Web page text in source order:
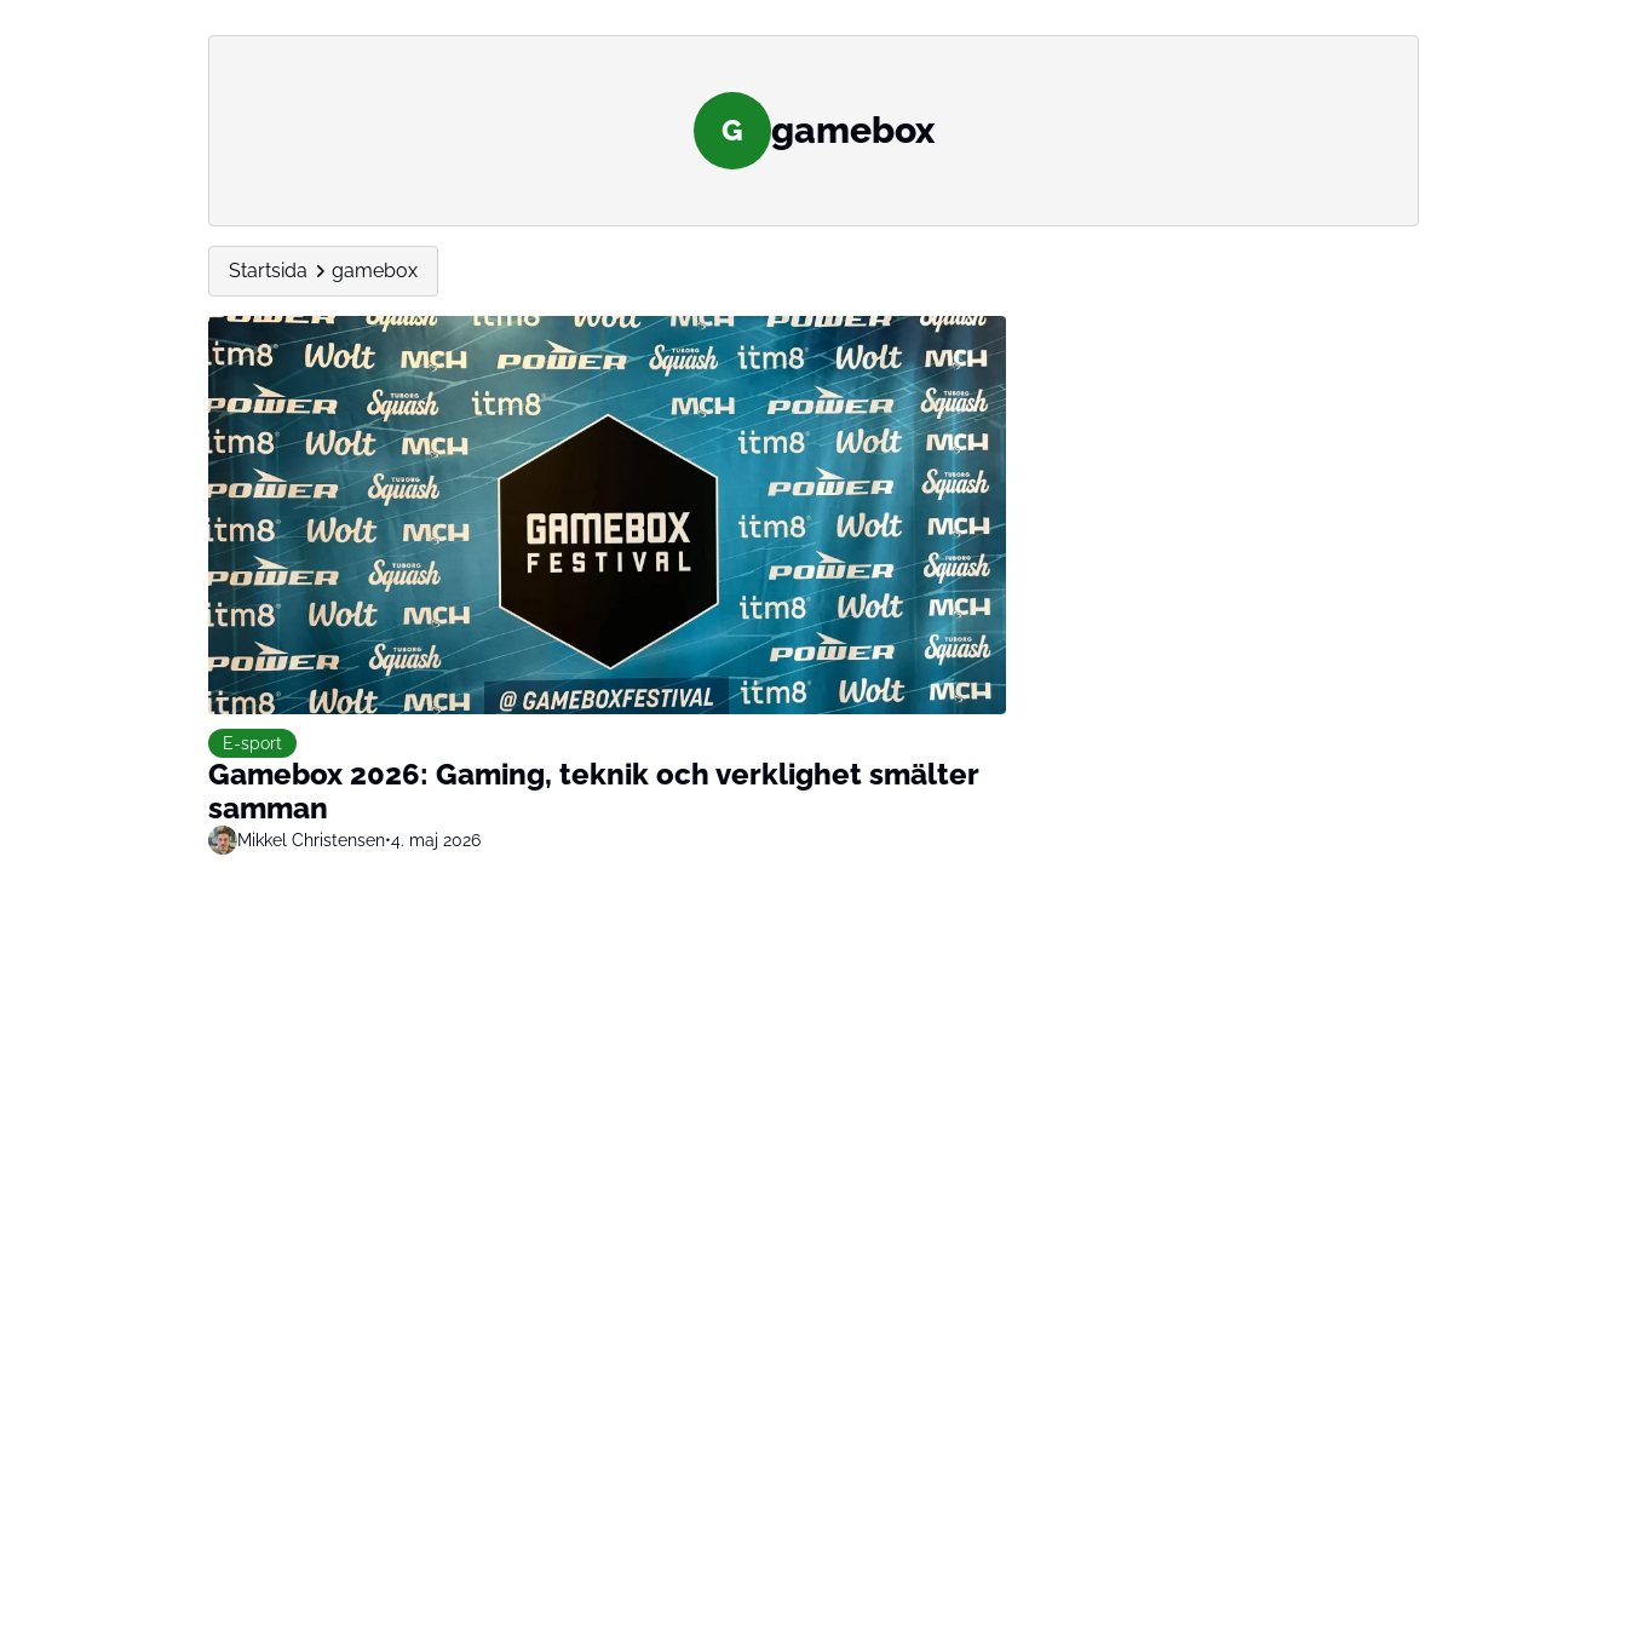
G gamebox
Startsida gamebox
E-sport
Gamebox 2026: Gaming, teknik och verklighet smälter
samman
Mikkel Christensen•4. maj 2026